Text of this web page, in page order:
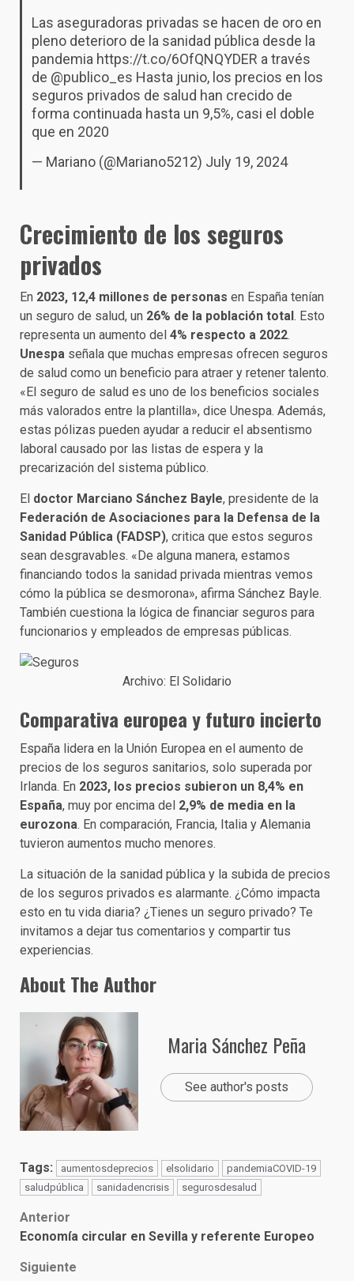
Las aseguradoras privadas se hacen de oro en
pleno deterioro de la sanidad pública desde la
pandemia https://t.co/6OfQNQYDER a través
de @publico_es Hasta junio, los precios en los
seguros privados de salud han crecido de
forma continuada hasta un 9,5%, casi el doble
que en 2020
— Mariano (@Mariano5212) July 19, 2024
Crecimiento de los seguros
privados
En 2023, 12,4 millones de personas en España tenían
un seguro de salud, un 26% de la población total. Esto
representa un aumento del 4% respecto a 2022.
Unespa señala que muchas empresas ofrecen seguros
de salud como un beneficio para atraer y retener talento.
«El seguro de salud es uno de los beneficios sociales
más valorados entre la plantilla», dice Unespa. Además,
estas pólizas pueden ayudar a reducir el absentismo
laboral causado por las listas de espera y la
precarización del sistema público.
El doctor Marciano Sánchez Bayle, presidente de la
Federación de Asociaciones para la Defensa de la
Sanidad Pública (FADSP), critica que estos seguros
sean desgravables. «De alguna manera, estamos
financiando todos la sanidad privada mientras vemos
cómo la pública se desmorona», afirma Sánchez Bayle.
También cuestiona la lógica de financiar seguros para
funcionarios y empleados de empresas públicas.
Archivo: El Solidario
Comparativa europea y futuro incierto
España lidera en la Unión Europea en el aumento de
precios de los seguros sanitarios, solo superada por
Irlanda. En 2023, los precios subieron un 8,4% en
España, muy por encima del 2,9% de media en la
eurozona. En comparación, Francia, Italia y Alemania
tuvieron aumentos mucho menores.
La situación de la sanidad pública y la subida de precios
de los seguros privados es alarmante. ¿Cómo impacta
esto en tu vida diaria? ¿Tienes un seguro privado? Te
invitamos a dejar tus comentarios y compartir tus
experiencias.
About The Author
Maria Sánchez Peña
See author's posts
Tags: aumentosdeprecios elsolidario
pandemiaCOVID-19
saludpública
sanidadencrisis segurosdesalud
Post
navigation
Anterior
Economía circular en Sevilla y referente Europeo
Siguiente